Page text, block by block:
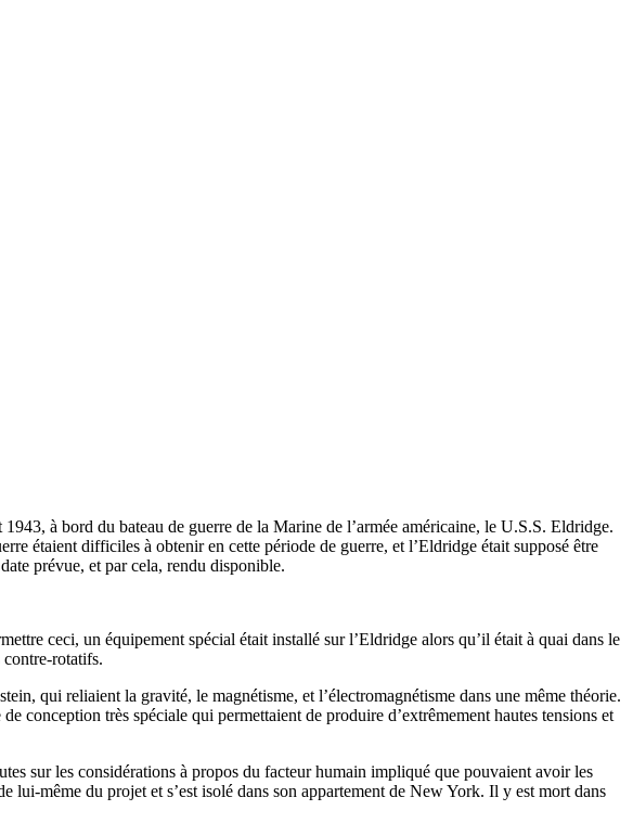
à bord du bateau de guerre de la Marine de l’armée américaine, le U.S.S. Eldridge.
étaient difficiles à obtenir en cette période de guerre, et l’Eldridge était supposé être
prévue, et par cela, rendu disponible.
ceci, un équipement spécial était installé sur l’Eldridge alors qu’il était à quai dans le
contre-rotatifs.
qui reliaient la gravité, le magnétisme, et l’électromagnétisme dans une même théorie.
conception très spéciale qui permettaient de produire d’extrêmement hautes tensions et
sur les considérations à propos du facteur humain impliqué que pouvaient avoir les
lui-même du projet et s’est isolé dans son appartement de New York. Il y est mort dans